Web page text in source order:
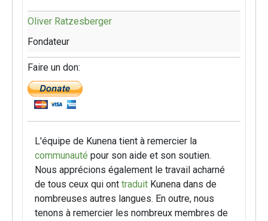
Oliver Ratzesberger
Fondateur
Faire un don:
L'équipe de Kunena tient à remercier la
communauté pour son aide et son soutien.
Nous apprécions également le travail acharné
de tous ceux qui ont traduit Kunena dans de
nombreuses autres langues. En outre, nous
tenons à remercier les nombreux membres de